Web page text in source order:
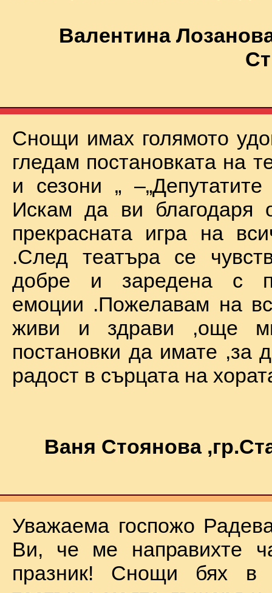
Валентина
Снощи имах голямото
гледам постановката на
и сезони „
Искам да ви благодаря
прекрасната игра на
.След театъра се
добре и заредена с
емоции .Пожелавам на
живи и здрави ,още
постановки да имате ,за
радост в сърцата на
Ваня Стоянова
Уважаема госпожо
Ви, че ме направихте
празник! Снощи бях в